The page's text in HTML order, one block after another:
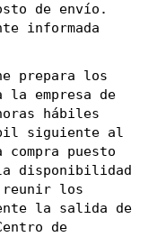
de envío.
informada
prepara los
la empresa de
hábiles
siguiente al
puesto
disponibilidad
reunir los
la salida de
de